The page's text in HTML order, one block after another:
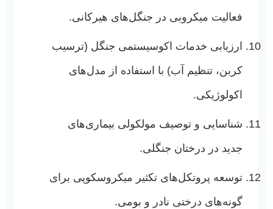
فعالیت میکروبی در جنگل‌های هیرکانی.
ارزیابی خدمات اکوسیستمی جنگل (ترسیب
کربن، تنظیم آب) با استفاده از مدل‌های
اکولوژیکی.
شناسایی و توصیف مولکولی بیماری‌های
جدید در درختان جنگلی.
توسعه پروتکل‌های تکثیر میکروسکوپی برای
گونه‌های درختی نادر و بومی.